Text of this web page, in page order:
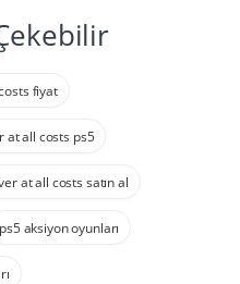
fiyat
at all costs ps5
at all costs satın al
ps5 aksiyon oyunları